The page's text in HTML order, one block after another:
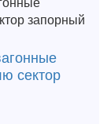
сектор